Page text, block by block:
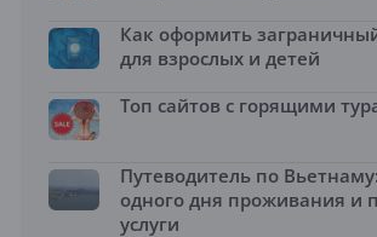
Как оформить
для взрослых и детей
Топ сайтов с горящими
Путеводитель по
одного дня проживания и
услуги